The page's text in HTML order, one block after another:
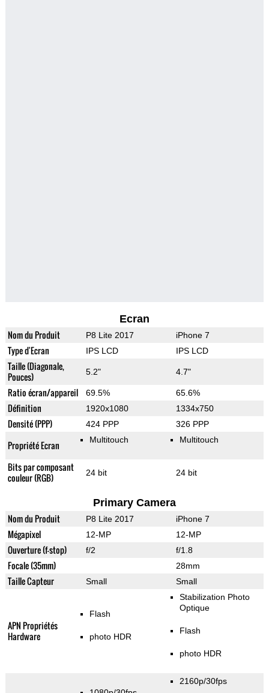
Ecran
Nom du Produit P8 Lite 2017 iPhone 7
Type d'Ecran IPS LCD IPS LCD
Taille (Diagonale,
Pouces)
5.2" 4.7"
Ratio écran/appareil 69.5% 65.6%
Définition 1920x1080 1334x750
Densité (PPP) 424 PPP 326 PPP
Propriété Ecran Multitouch Multitouch
Bits par composant
couleur (RGB)
24 bit 24 bit
Primary Camera
Nom du Produit P8 Lite 2017 iPhone 7
Mégapixel 12-MP 12-MP
Ouverture (f-stop) f/2 f/1.8
Focale (35mm) 28mm
Taille Capteur Small Small
APN Propriétés
Hardware
Flash
photo HDR
Stabilization Photo
Optique
Flash
photo HDR
2160p/30fps